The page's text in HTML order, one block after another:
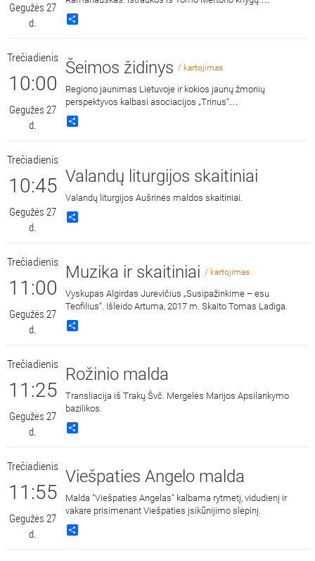
Gegužės 27
d.
„Septynaukštis kalnas“, išleido „Katalikų pasaulio leidiniai“,
2011 m. ir „Jonos ženklas“, išleido „Katalikų pasaulio leidiniai“,
Trečiadienis
10:00
Gegužės 27
d.
Šeimos židinys / kartojimas
Regiono jaunimas Lietuvoje ir kokios jaunų žmonių
perspektyvos kalbasi asociacijos „Trinus“
vadovas Edvinas Vrubliauskas ir VŠĮ „Ne imti, bet duoti“
vadovas Lukas Dvilevičius bei jauni žmonės iš regiono Lukas
Trečiadienis
10:45
Gegužės 27
d.
Valandų liturgijos skaitiniai
Valandų liturgijos Aušrinės maldos skaitiniai.
Trečiadienis
11:00
Gegužės 27
d.
Muzika ir skaitiniai / kartojimas
Vyskupas Algirdas Jurevičius „Susipažinkime – esu
Teofilius“. Išleido Artuma, 2017 m. Skaito Tomas Ladiga.
Trečiadienis
11:25
Gegužės 27
d.
Rožinio malda
Transliacija iš Trakų Švč. Mergelės Marijos Apsilankymo
bazilikos.
Trečiadienis
11:55
Gegužės 27
d.
Viešpaties Angelo malda
Malda "Viešpaties Angelas" kalbama rytmetį, vidudienį ir
vakare prisimenant Viešpaties įsikūnijimo slėpinį.